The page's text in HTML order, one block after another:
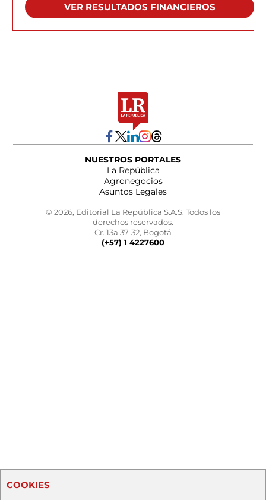
VER RESULTADOS FINANCIEROS
NUESTROS PORTALES
La República
Agronegocios
Asuntos Legales
© 2026, Editorial La República S.A.S. Todos los
derechos reservados.
Cr. 13a 37-32, Bogotá
(+57) 1 4227600
COOKIES